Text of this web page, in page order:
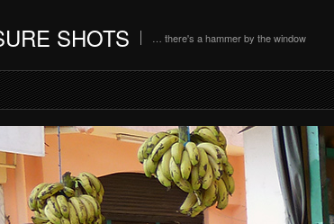
SHOTS … there's a hammer by the window